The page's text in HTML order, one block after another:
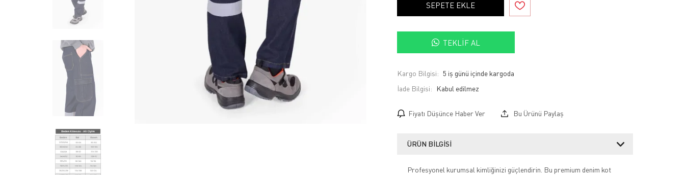
SEPETE EKLE
TEKLIF AL
Kargo Bilgisi: 5 iş günü içinde kargoda
İade Bilgisi:
Fiyatı Düşünce Haber Ver Bu Ürünü Paylaş
ÜRÜN BILGISI
Profesyonel kurumsal kimliğinizi güçlendirin. Bu premium denim kot